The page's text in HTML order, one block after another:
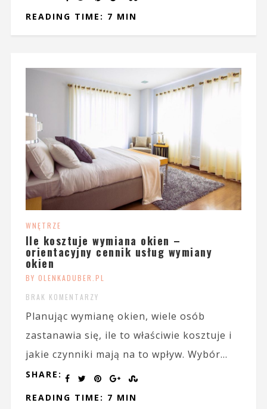
READING TIME: 7 MIN
WNĘTRZE
Ile kosztuje wymiana okien –
orientacyjny cennik usług wymiany
okien
BY OLENKADUBER.PL
BRAK KOMENTARZY
Planując wymianę okien, wiele osób
zastanawia się, ile to właściwie kosztuje i
jakie czynniki mają na to wpływ. Wybór...
SHARE:
READING TIME: 7 MIN